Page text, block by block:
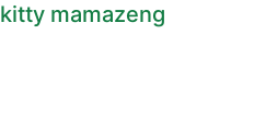
kitty mamazeng